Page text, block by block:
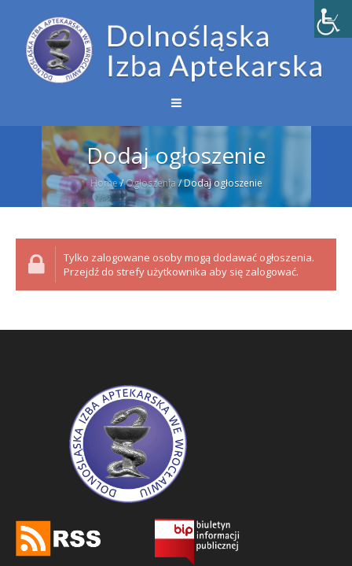
Dodaj ogłoszenie
Home/Ogłoszenia/Dodaj ogłoszenie
Tylko zalogowane osoby mogą dodawać ogłoszenia.
Przejdź do strefy użytkownika aby się zalogować.